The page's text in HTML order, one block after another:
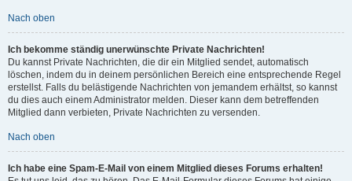
Nach oben
Ich bekomme ständig unerwünschte Private Nachrichten!
Du kannst Private Nachrichten, die dir ein Mitglied sendet, automatisch
löschen, indem du in deinem persönlichen Bereich eine entsprechende Regel
erstellst. Falls du belästigende Nachrichten von jemandem erhältst, so kannst
du dies auch einem Administrator melden. Dieser kann dem betreffenden
Mitglied dann verbieten, Private Nachrichten zu versenden.
Nach oben
Ich habe eine Spam-E-Mail von einem Mitglied dieses Forums erhalten!